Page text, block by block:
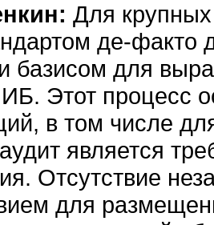
Для
де-факто
базисом для
ИБ. Этот процесс
в том числе
является
Отсутствие
для